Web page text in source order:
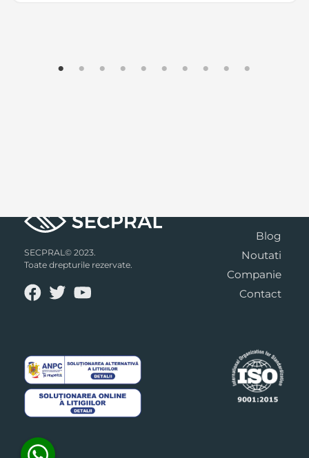
SECPRAL© 2023.
Toate drepturile rezervate.
Blog
Noutati
Companie
Contact